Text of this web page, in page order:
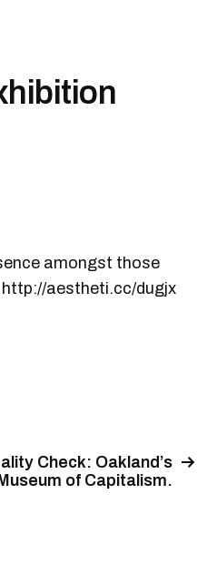
amongst those
aestheti.cc/dugjx
Check: Oakland’s
Museum of Capitalism.